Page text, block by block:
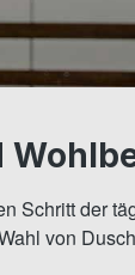
Schritt der
von